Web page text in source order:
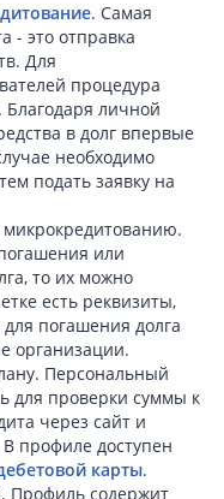
. Самая
- это отправка
Для
процедура
личной
в долг впервые
необходимо
подать заявку на
или
то их можно
есть реквизиты,
погашения долга
организации.
Персональный
для проверки суммы к
через сайт и
профиле доступен
карты.
Профиль содержит